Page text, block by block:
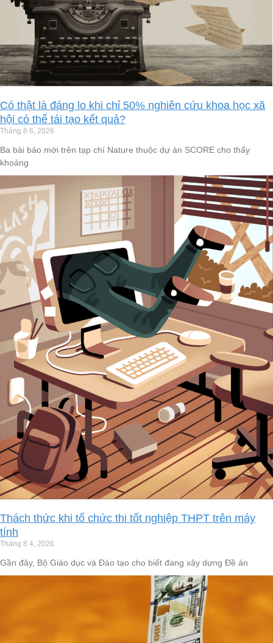
Có thật là đáng lo khi chỉ 50% nghiên cứu khoa học xã
hội có thể tái tạo kết quả?
Tháng 8 6, 2026
Ba bài báo mới trên tạp chí Nature thuộc dự án SCORE cho thấy
khoảng
Thách thức khi tổ chức thi tốt nghiệp THPT trên máy
tính
Tháng 8 4, 2026
Gần đây, Bộ Giáo dục và Đào tạo cho biết đang xây dựng Đề án